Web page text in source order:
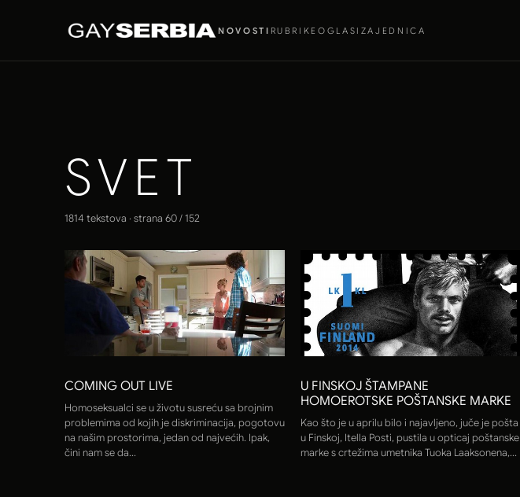
NOVOSTI RUBRIKE OGLASI ZAJEDNICA
SVET
1814 tekstova · strana 60 / 152
COMING OUT LIVE
Homoseksualci se u životu susreću sa brojnim
problemima od kojih je diskriminacija, pogotovu
na našim prostorima, jedan od najvećih. Ipak,
čini nam se da...
U FINSKOJ ŠTAMPANE
HOMOEROTSKE POŠTANSKE MARKE
Kao što je u aprilu bilo i najavljeno, juče je pošta
u Finskoj, Itella Posti, pustila u opticaj poštanske
marke s crtežima umetnika Tuoka Laaksonena,...